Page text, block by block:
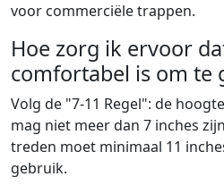
voor commerciële trappen.
Hoe zorg ik ervoor
comfortabel is om te
Volg de "7-11 Regel": de
mag niet meer dan 7 inches
treden moet minimaal 11
gebruik.